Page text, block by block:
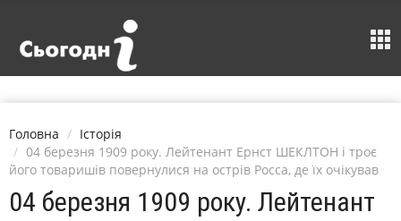
Головна
Історія
04 березня 1909 року. Лейтенант Ернст ШЕКЛТОН і троє
його товаришів повернулися на острів Росса, де їх очікував
04 березня 1909 року. Лейтенант